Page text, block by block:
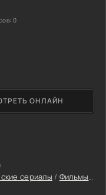
сериалы / Фильмы онлайн
ОНЛАЙН
0